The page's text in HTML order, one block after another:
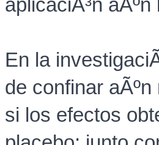
En la
de confinar
si los efectos